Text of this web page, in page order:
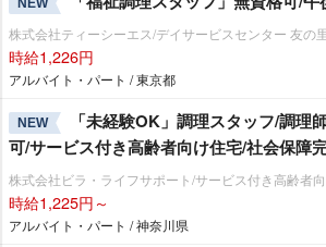
NEW
株式会社ティーシーエス/デイサービスセンター 友の
時給1,226円
アルバイト・パート / 東京都
NEW
「未経験OK」調理スタッフ/調理
可/サービス付き高齢者向け住宅/社会保障
株式会社ビラ・ライフサポート/サービス付き高齢者
時給1,225円～
アルバイト・パート / 神奈川県